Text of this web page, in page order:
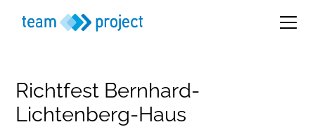
Richtfest Bernhard-
Lichtenberg-Haus